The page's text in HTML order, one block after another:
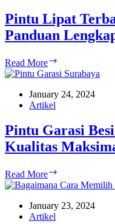
Tepat
untuk
Sobat
Pintu Lipat
Panduan
Read More
Lipat
Untuk
Lengkap
January 24, 2024
Artikel
Pintu Garasi
Kualitas
Read More
Garasi
JBS
January 23, 2024
Artikel